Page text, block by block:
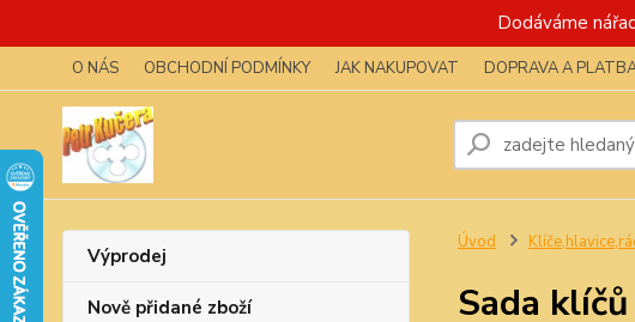
Dodáváme
O NÁS OBCHODNÍ PODMÍNKY JAK NAKUPOVAT DOPRAVA A
Výprodej
Nově přidané zboží
Úvod
Sada